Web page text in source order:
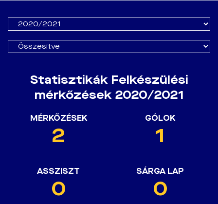
Statisztikák Felkészülési
mérkőzések 2020/2021
MÉRKŐZÉSEK
2
GÓLOK
1
ASSZISZT
0
SÁRGA LAP
0